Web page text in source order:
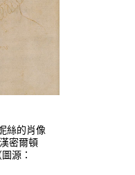
絲的肖像
密爾頓
源：